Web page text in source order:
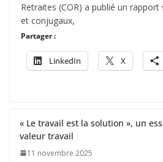
Retraites (COR) a publié un
et conjugaux,
Partager :
LinkedIn X
« Le travail est la solution », un
valeur travail
11 novembre 2025